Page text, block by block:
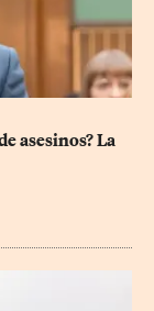
asesinos? La